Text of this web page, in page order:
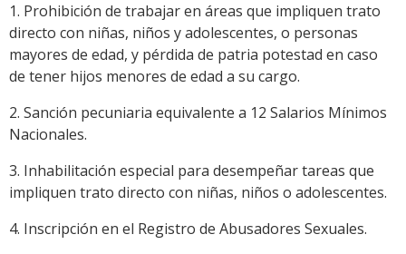
1. Prohibición de trabajar en áreas que impliquen trato
directo con niñas, niños y adolescentes, o personas
mayores de edad, y pérdida de patria potestad en caso
de tener hijos menores de edad a su cargo.
2. Sanción pecuniaria equivalente a 12 Salarios Mínimos
Nacionales.
3. Inhabilitación especial para desempeñar tareas que
impliquen trato directo con niñas, niños o adolescentes.
4. Inscripción en el Registro de Abusadores Sexuales.